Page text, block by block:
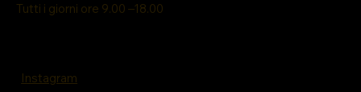
Instagram
Tutti i giorni ore 9.00 –18.00